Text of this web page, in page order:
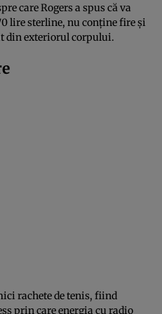
care Rogers a spus că va
lire sterline, nu conține fire și
din exteriorul corpului.
rachete de tenis, fiind
prin care energia cu radio